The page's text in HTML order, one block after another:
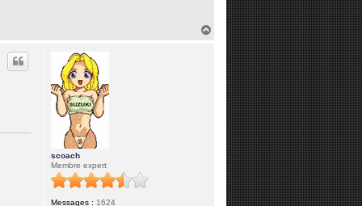
scoach
Membre expert
Messages : 1624